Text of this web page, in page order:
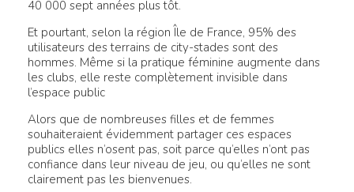
40 000 sept années plus tôt.
Et pourtant, selon la région Île de France, 95% des
utilisateurs des terrains de city-stades sont des
hommes. Même si la pratique féminine augmente dans
les clubs, elle reste complètement invisible dans
l’espace public
Alors que de nombreuses filles et de femmes
souhaiteraient évidemment partager ces espaces
publics elles n’osent pas, soit parce qu’elles n’ont pas
confiance dans leur niveau de jeu, ou qu’elles ne sont
clairement pas les bienvenues.